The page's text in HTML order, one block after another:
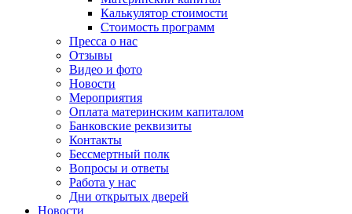
Калькулятор стоимости
Стоимость программ
Пресса о нас
Отзывы
Видео и фото
Новости
Мероприятия
Оплата материнским капиталом
Банковские реквизиты
Контакты
Бессмертный полк
Вопросы и ответы
Работа у нас
Дни открытых дверей
Новости